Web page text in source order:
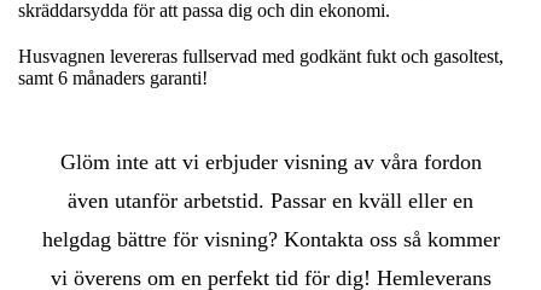
skräddarsydda för att passa dig och din ekonomi.
Husvagnen levereras fullservad med godkänt fukt och gasoltest,
samt 6 månaders garanti!
Glöm inte att vi erbjuder visning av våra fordon
även utanför arbetstid. Passar en kväll eller en
helgdag bättre för visning? Kontakta oss så kommer
vi överens om en perfekt tid för dig! Hemleverans